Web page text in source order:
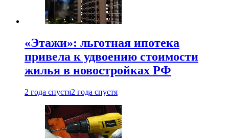
«Этажи»: льготная ипотека
привела к удвоению стоимости
жилья в новостройках РФ
2 года спустя2 года спустя